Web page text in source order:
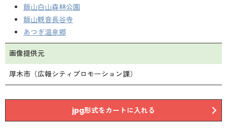
飯山白山森林公園
飯山観音長谷寺
あつぎ温泉郷
画像提供元
厚木市（広報シティプロモーション課）
jpg形式をカートに入れる